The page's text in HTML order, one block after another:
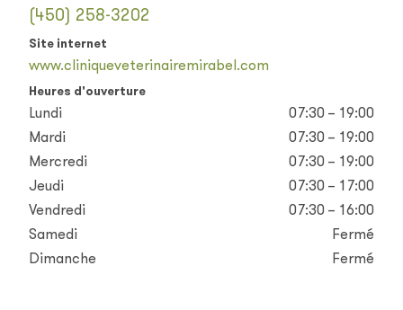
(450) 258-3202
Site internet
www.cliniqueveterinairemirabel.com
Heures d'ouverture
Lundi
07:30 – 19:00
Mardi
07:30 – 19:00
Mercredi
07:30 – 19:00
Jeudi
07:30 – 17:00
Vendredi
07:30 – 16:00
Samedi
Fermé
Dimanche
Fermé